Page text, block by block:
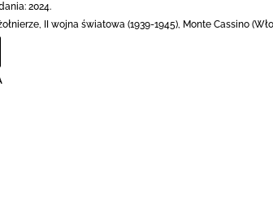
2024.
II wojna światowa (1939-1945), Monte Cassino